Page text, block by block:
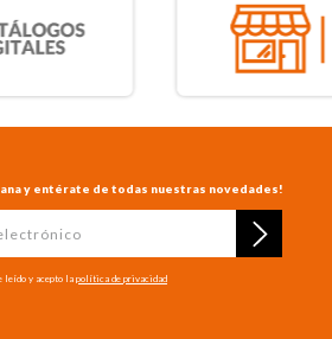
y entérate de todas nuestras novedades!
leído y acepto lapolítica de privacidad